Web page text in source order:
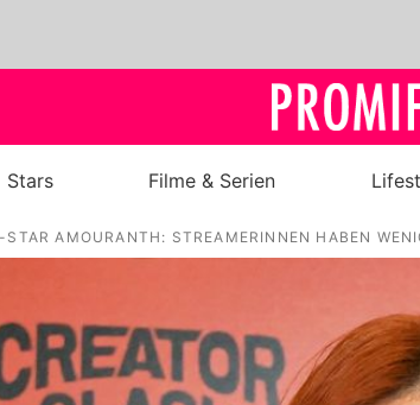
Filme &
Stars Filme & Serien
AMOURANTH: STREAMERINNEN HABEN